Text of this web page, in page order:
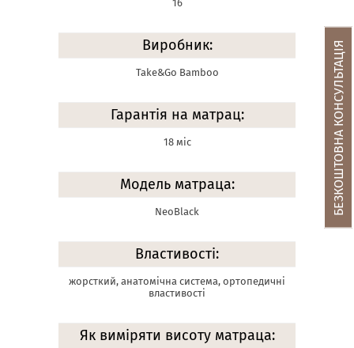
16
Виробник:
Take&Go Bamboo
Гарантія на матрац:
18 міс
Модель матраца:
NeoBlack
Властивості:
жорсткий, анатомічна система, ортопедичні
властивості
Як виміряти висоту матраца:
БЕЗКОШТОВНА КОНСУЛЬТАЦІЯ